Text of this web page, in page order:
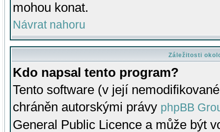
mohou konat.
Návrat nahoru
Záležitosti
Kdo napsal tento program?
Tento software (v její
chráněn autorskými právy phpBB
General Public Licence a může být